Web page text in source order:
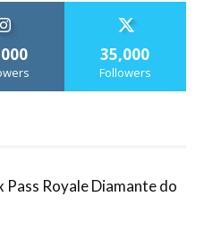
35,000
Followers
Royale Diamante do